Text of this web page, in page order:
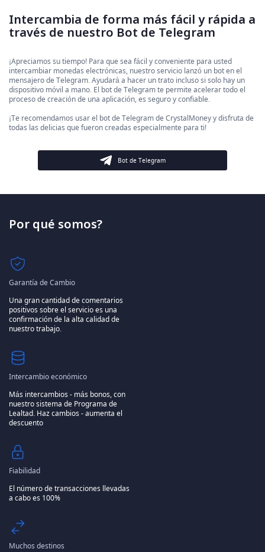
Intercambia de forma más fácil y rápida a
través de nuestro Bot de Telegram
¡Apreciamos su tiempo! Para que sea fácil y conveniente para usted
intercambiar monedas electrónicas, nuestro servicio lanzó un bot en el
mensajero de Telegram. Ayudará a hacer un trato incluso si solo hay un
dispositivo móvil a mano. El bot de Telegram te permite acelerar todo el
proceso de creación de una aplicación, es seguro y confiable.
¡Te recomendamos usar el bot de Telegram de CrystalMoney y disfruta de
todas las delicias que fueron creadas especialmente para ti!
Bot de Telegram
Por qué somos?
Garantía de Cambio
Una gran cantidad de comentarios
positivos sobre el servicio es una
confirmación de la alta calidad de
nuestro trabajo.
Intercambio económico
Más intercambios - más bonos, con
nuestro sistema de Programa de
Lealtad. Haz cambios - aumenta el
descuento
Fiabilidad
El número de transacciones llevadas
a cabo es 100%
Muchos destinos